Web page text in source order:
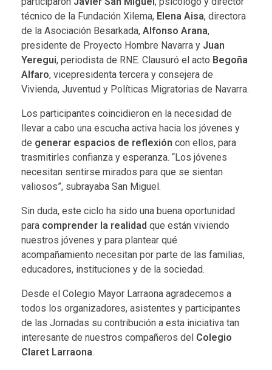
técnico de la Fundación Xilema, Elena Aisa, directora
de la Asociación Besarkada, Alfonso Arana,
presidente de Proyecto Hombre Navarra y Juan
Yeregui, periodista de RNE. Clausuró el acto Begoña
Alfaro, vicepresidenta tercera y consejera de
Vivienda, Juventud y Políticas Migratorias de Navarra.
Los participantes coincidieron en la necesidad de
llevar a cabo una escucha activa hacia los jóvenes y
de generar espacios de reflexión con ellos, para
trasmitirles confianza y esperanza. “Los jóvenes
necesitan sentirse mirados para que se sientan
valiosos”, subrayaba San Miguel.
Sin duda, este ciclo ha sido una buena oportunidad
para comprender la realidad que están viviendo
nuestros jóvenes y para plantear qué
acompañamiento necesitan por parte de las familias,
educadores, instituciones y de la sociedad.
Desde el Colegio Mayor Larraona agradecemos a
todos los organizadores, asistentes y participantes
de las Jornadas su contribución a esta iniciativa tan
interesante de nuestros compañeros del Colegio
Claret Larraona.